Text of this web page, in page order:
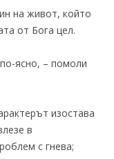
на живот, който
от Бога цел.
ясно, – помоли
изостава
в
с гнева;